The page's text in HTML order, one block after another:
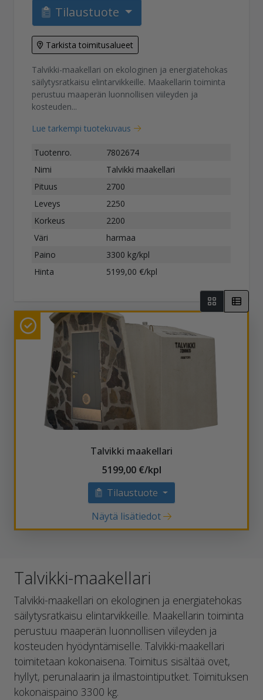
Tilaustuote
Tarkista toimitusalueet
Talvikki-maakellari on ekologinen ja energiatehokas
säilytysratkaisu elintarvikkeille. Maakellarin toiminta
perustuu maaperän luonnollisen viileyden ja
kosteuden...
Lue tarkempi tuotekuvaus
Tuotenro.
7802674
Nimi
Talvikki maakellari
Pituus
2700
Leveys
2250
Korkeus
2200
Väri
harmaa
Paino
3300 kg/kpl
Hinta
5199,00 €/kpl
Talvikki maakellari
5199,00 €/kpl
Tilaustuote
Näytä lisätiedot
Talvikki-maakellari
Talvikki-maakellari on ekologinen ja energiatehokas
säilytysratkaisu elintarvikkeille. Maakellarin toiminta
perustuu maaperän luonnollisen viileyden ja
kosteuden hyödyntämiselle. Talvikki-maakellari
toimitetaan kokonaisena. Toimitus sisältää ovet,
hyllyt, perunalaarin ja ilmastointiputket. Toimituksen
kokonaispaino 3300 kg.